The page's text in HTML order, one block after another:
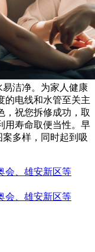
洁净。为家人健康
的电线和水管至关主
，祝您拆修成功，取
用寿命取便当性。早
多样，同时起到吸
会、雄安新区等
会、雄安新区等